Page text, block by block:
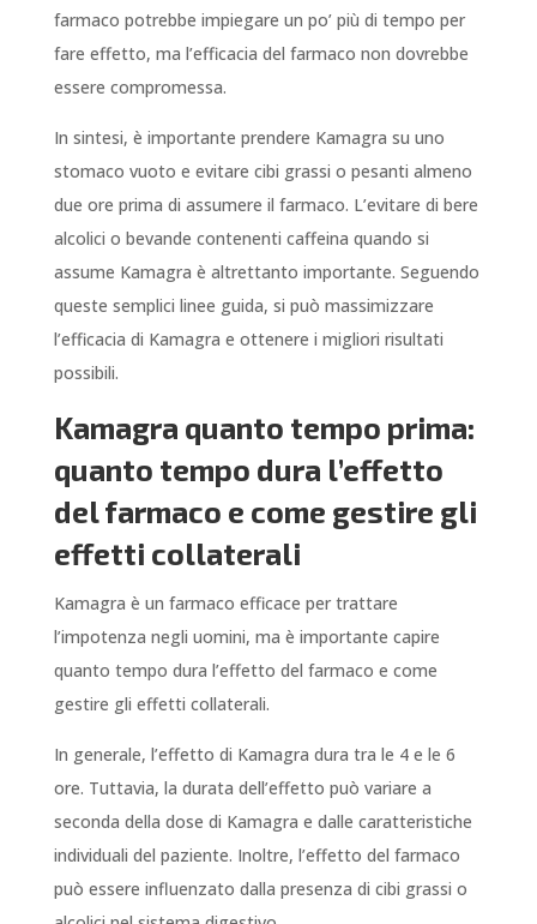
farmaco potrebbe impiegare un po’ più di tempo per
fare effetto, ma l’efficacia del farmaco non dovrebbe
essere compromessa.
In sintesi, è importante prendere Kamagra su uno
stomaco vuoto e evitare cibi grassi o pesanti almeno
due ore prima di assumere il farmaco. L’evitare di bere
alcolici o bevande contenenti caffeina quando si
assume Kamagra è altrettanto importante. Seguendo
queste semplici linee guida, si può massimizzare
l’efficacia di Kamagra e ottenere i migliori risultati
possibili.
Kamagra quanto tempo prima:
quanto tempo dura l’effetto
del farmaco e come gestire gli
effetti collaterali
Kamagra è un farmaco efficace per trattare
l’impotenza negli uomini, ma è importante capire
quanto tempo dura l’effetto del farmaco e come
gestire gli effetti collaterali.
In generale, l’effetto di Kamagra dura tra le 4 e le 6
ore. Tuttavia, la durata dell’effetto può variare a
seconda della dose di Kamagra e dalle caratteristiche
individuali del paziente. Inoltre, l’effetto del farmaco
può essere influenzato dalla presenza di cibi grassi o